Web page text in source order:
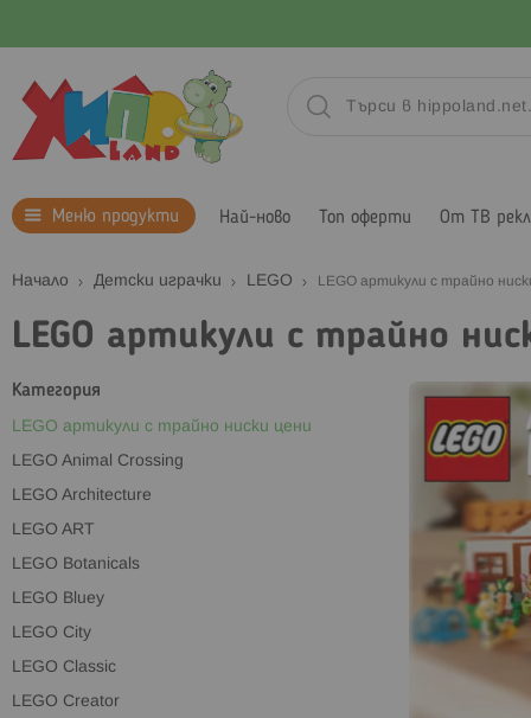
Меню продукти Най-ново Топ оферти От ТВ
Начало Детски играчки LEGO LEGO артикули с трайно
LEGO артикули с трайно
Категория
LEGO артикули с трайно ниски цени
LEGO Animal Crossing
LEGO Architecture
LEGO ART
LEGO Botanicals
LEGO Bluey
LEGO City
LEGO Classic
LEGO Creator